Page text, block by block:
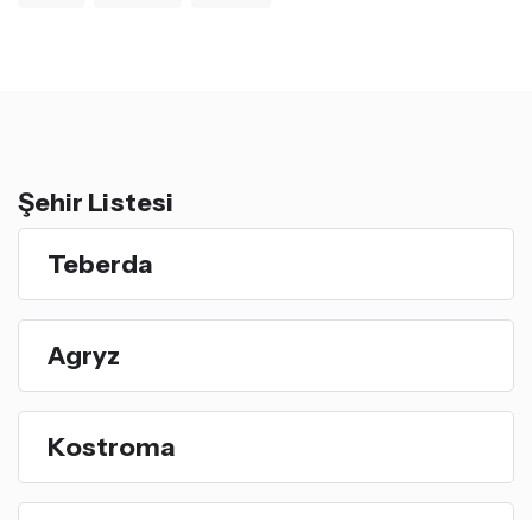
Şehir Listesi
Teberda
Agryz
Kostroma